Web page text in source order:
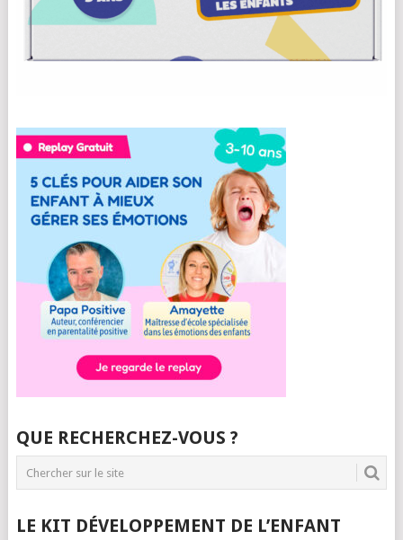
QUE RECHERCHEZ-VOUS ?
LE KIT DÉVELOPPEMENT DE L’ENFANT